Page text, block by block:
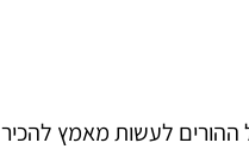
ההורים לעשות מאמץ להכיר